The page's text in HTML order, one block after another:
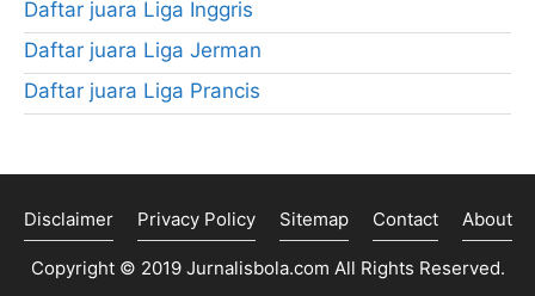
Daftar juara Liga Inggris
Daftar juara Liga Jerman
Daftar juara Liga Prancis
Disclaimer Privacy Policy Sitemap Contact About
Copyright © 2019 Jurnalisbola.com All Rights Reserved.